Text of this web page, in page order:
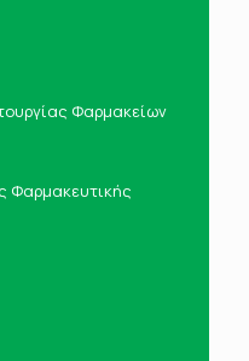
Φαρμακείων
Φαρμακευτικής